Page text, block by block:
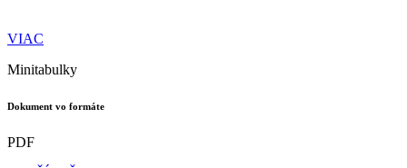
VIAC
Minitabulky
Dokument vo formáte
PDF